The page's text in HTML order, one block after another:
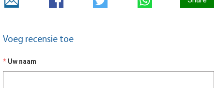
Voeg recensie toe
Uw naam